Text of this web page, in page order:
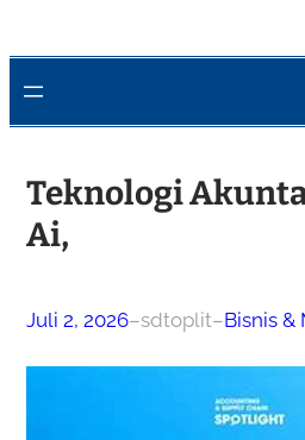
Teknologi
Ai,
Juli 2, 2026–sdtoplit–Bisnis &